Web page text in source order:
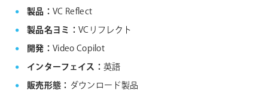
製品： VC Reflect
製品名ヨミ： VCリフレクト
開発： Video Copilot
インターフェイス： 英語
販売形態： ダウンロード製品